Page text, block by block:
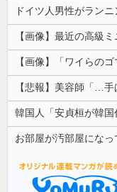
【画像】最近の高級
【画像】「ワイらのゴ
【悲報】美容師「…
お部屋が汚部屋になっ